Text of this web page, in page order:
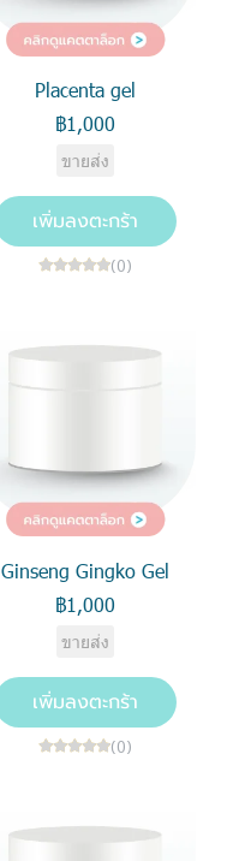
Placenta gel
฿1,000
ขายส่ง
เพิ่มลงตะกร้า
(0)
Ginseng Gingko Gel
฿1,000
ขายส่ง
เพิ่มลงตะกร้า
(0)